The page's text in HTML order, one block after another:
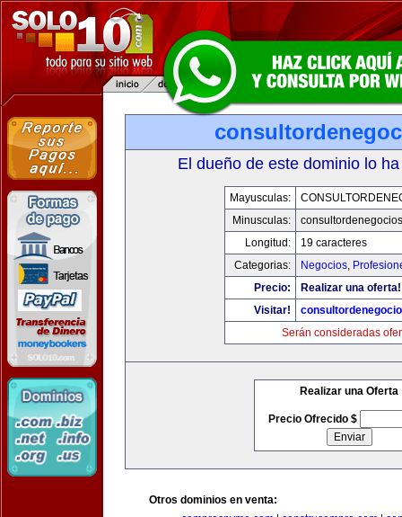
El dueño de este dominio lo
Mayusculas:
Minusculas:
Longitud:
19 caracteres
Categorias:
Negocios,
Precio:
Realizar una oferta!
Visitar!
Serán consideradas
Realizar una Oferta
Precio Ofrecido $
Otros dominios en venta: